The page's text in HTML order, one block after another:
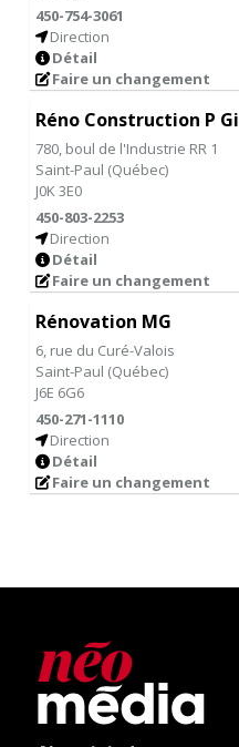
450-754-3061
Direction
Détail
Faire un changement
Réno Construction P
780, boul de l'Industrie RR 1
Saint-Paul (Québec)
J0K 3E0
450-803-2253
Direction
Détail
Faire un changement
Rénovation MG
6, rue du Curé-Valois
Saint-Paul (Québec)
J6E 6G6
450-271-1110
Direction
Détail
Faire un changement